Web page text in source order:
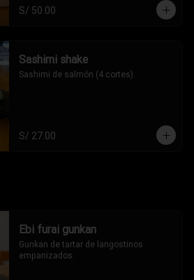
S/ 50.00
Sashimi shake
Sashimi de salmón (4 cortes).
S/ 27.00
Ebi furai gunkan
Gunkan de tartar de langostinos
empanizados.